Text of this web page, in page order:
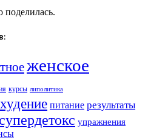
поделилась.
женское
курсы липолитика
питание результаты
супердетокс упражнения